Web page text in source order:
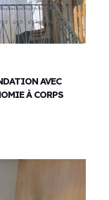
AVEC
À CORPS